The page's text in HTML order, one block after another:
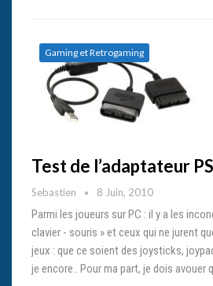
Gaming et Retrogaming
Test de l’adaptateur
Sebastien 8 Juin, 2010
Parmi les joueurs sur PC : il y a les
clavier - souris » et ceux qui ne jurent
jeux : que ce soient des joysticks,
je encore.. Pour ma part, je dois avouer